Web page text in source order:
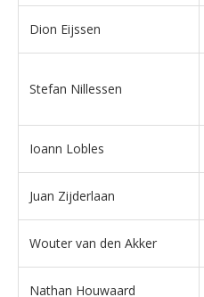
Dion Eijssen
Stefan Nillessen
Ioann Lobles
Juan Zijderlaan
Wouter van den Akker
Nathan Houwaard